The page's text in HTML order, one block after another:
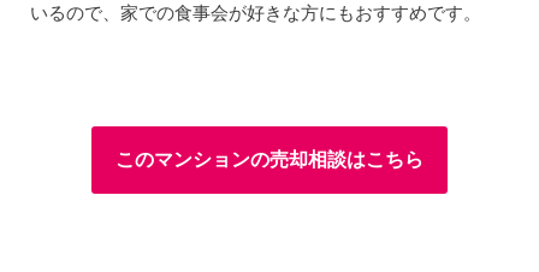
いるので、家での食事会が好きな方にもおすすめです。
このマンションの売却相談はこちら